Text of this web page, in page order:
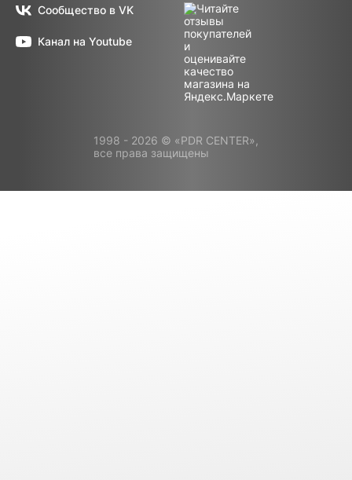
Сообщество в VK
Канал на Youtube
1998 - 2026 © «PDR CENTER»,
все права защищены